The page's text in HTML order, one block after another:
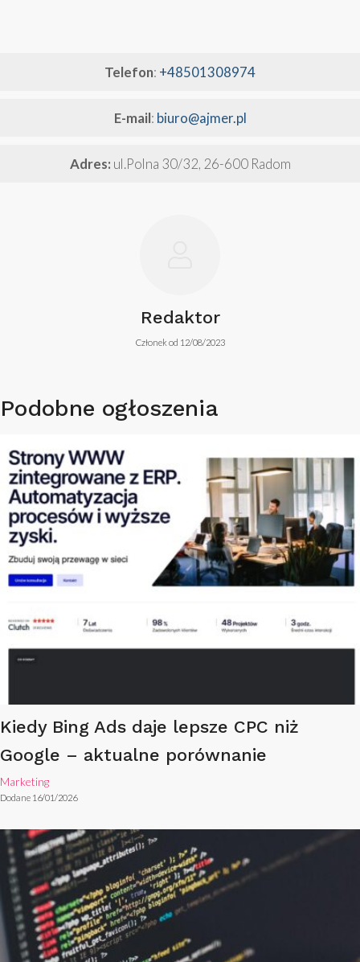
Telefon: +48501308974
E-mail: biuro@ajmer.pl
Adres: ul.Polna 30/32, 26-600 Radom
Redaktor
Członek od 12/08/2023
Podobne ogłoszenia
Kiedy Bing Ads daje lepsze CPC niż
Google – aktualne porównanie
Marketing
Dodane 16/01/2026